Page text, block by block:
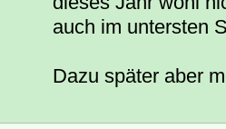
auch im untersten
Dazu später aber